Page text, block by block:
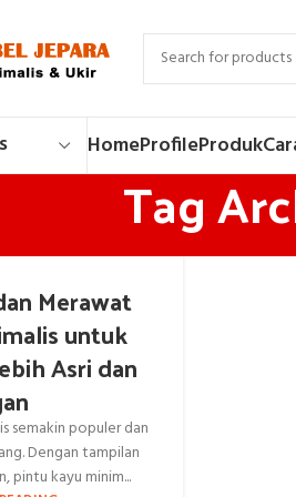
HomeProfileProduk
Tag
Merawat
untuk
Asri dan
semakin populer dan
Dengan tampilan
pintu kayu minim...